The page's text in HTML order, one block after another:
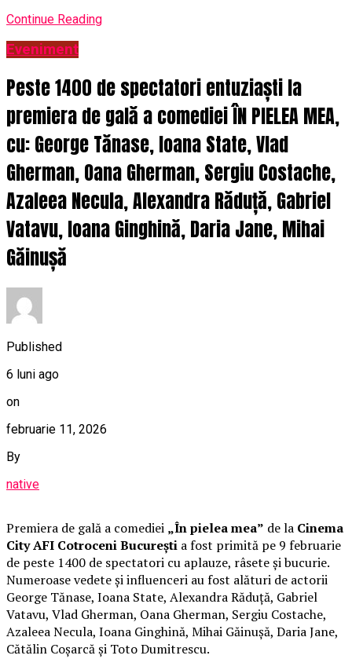
Continue Reading
Eveniment
Peste 1400 de spectatori entuziaști la
premiera de gală a comediei ÎN PIELEA MEA,
cu: George Tănase, Ioana State, Vlad
Gherman, Oana Gherman, Sergiu Costache,
Azaleea Necula, Alexandra Răduță, Gabriel
Vatavu, Ioana Ginghină, Daria Jane, Mihai
Găinușă
Published
6 luni ago
on
februarie 11, 2026
By
native
Premiera de gală a comediei „În pielea mea” de la Cinema
City AFI Cotroceni București a fost primită pe 9 februarie
de peste 1400 de spectatori cu aplauze, râsete și bucurie.
Numeroase vedete și influenceri au fost alături de actorii
George Tănase, Ioana State, Alexandra Răduță, Gabriel
Vatavu, Vlad Gherman, Oana Gherman, Sergiu Costache,
Azaleea Necula, Ioana Ginghină, Mihai Găinușă, Daria Jane,
Cătălin Coșarcă și Toto Dumitrescu.